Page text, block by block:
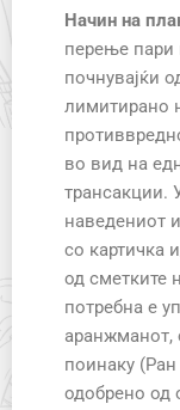
Начин на
перење пари
почнувајќи
лимитирано
во вид на
трансакции.
наведениот
со картичка
од сметките
потребна е
аранжманот,
поинаку
одобрено од